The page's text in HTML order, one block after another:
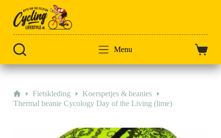
artikel
Menu
HomeFietskleding
Koerspetjes & beanies
Thermal beanie Cycology Day of the Living (lime)